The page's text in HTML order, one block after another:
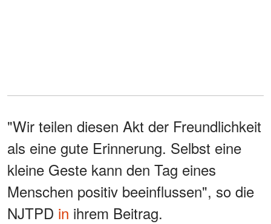
"Wir teilen diesen Akt der Freundlichkeit
als eine gute Erinnerung. Selbst eine
kleine Geste kann den Tag eines
Menschen positiv beeinflussen", so die
NJTPD in ihrem Beitrag.